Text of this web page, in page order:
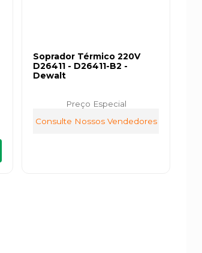
Soprador Térmico 220V
D26411 - D26411-B2 -
Dewalt
Preço Especial
Consulte Nossos Vendedores